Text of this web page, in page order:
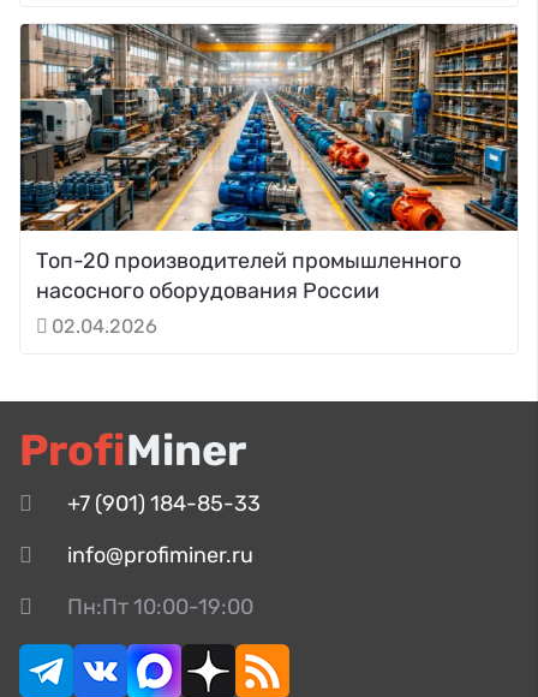
Топ-20 производителей промышленного
насосного оборудования России
02.04.2026
ProfiMiner
+7 (901) 184-85-33
info@profiminer.ru
Пн:Пт 10:00-19:00